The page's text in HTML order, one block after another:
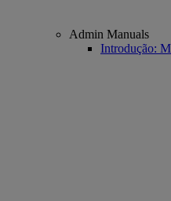
Admin Manuals
Introdução: